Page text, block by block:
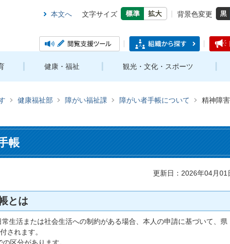
本文へ 文字サイズ
背景色変更
健康・福祉 観光・文化・スポーツ
健康福祉部 障がい福祉課 障がい者手帳について 精神障
帳
更新日：2026年04月01
とは
生活または社会生活への制約がある場合、本人の申請に基づいて、県
されます。